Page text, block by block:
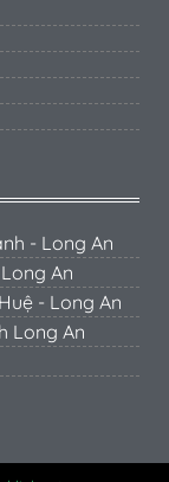
- Long An
An
- Long An
Long An